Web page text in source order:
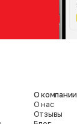
О компании
О нас
Отзывы